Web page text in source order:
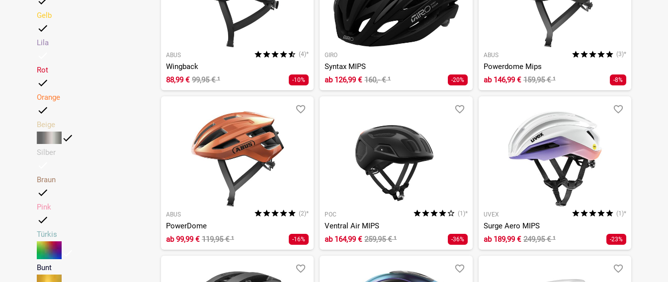
Gelb
Lila
Rot
Orange
Beige
Silber
Braun
Pink
Türkis
Bunt
ABUS (4)*
Wingback
88,99 € 99,95 €¹ -10%
GIRO
Syntax MIPS
ab126,99 € 160,- €¹ -20%
ABUS (3)*
Powerdome Mips
ab146,99 € 159,95 €¹ -8%
ABUS (2)*
PowerDome
ab99,99 € 119,95 €¹ -16%
POC (1)*
Ventral Air MIPS
ab164,99 € 259,95 €¹ -36%
UVEX (1)*
Surge Aero MIPS
ab189,99 € 249,95 €¹ -23%